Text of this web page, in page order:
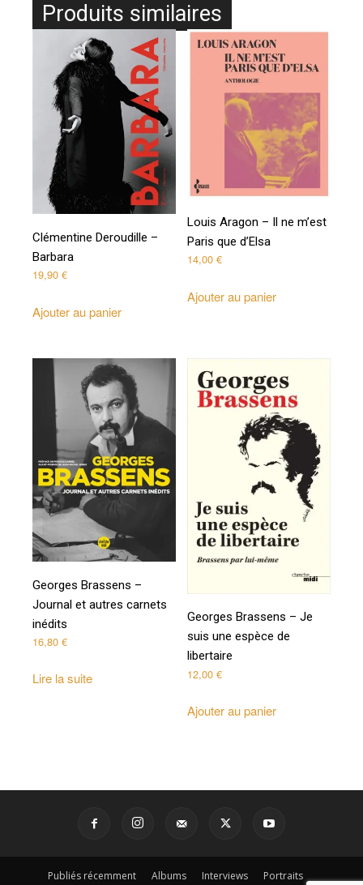
Produits similaires
Clémentine Deroudille –
Barbara
19,90 €
Ajouter au panier
Louis Aragon – Il ne m’est
Paris que d’Elsa
14,00€
Ajouter au panier
Georges Brassens –
Journal et autres carnets
inédits
16,80 €
Lire la suite
Georges Brassens – Je
suis une espèce de
libertaire
12,00€
Ajouter au panier
Publiés récemment Albums Interviews Portraits